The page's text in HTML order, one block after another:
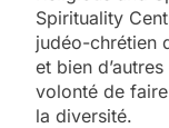
Spirituality
judéo-chrétien
et bien
volonté de
la diversité.